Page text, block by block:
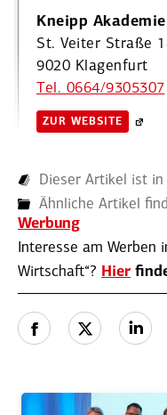
Kneipp Akademie
St. Veiter Straße
9020 Klagenfurt
Tel. 0664/9305307
ZUR WEBSITE
Dieser Artikel ist in
Ähnliche Artikel
Werbung
Interesse am Werben
Wirtschaft“? Hier